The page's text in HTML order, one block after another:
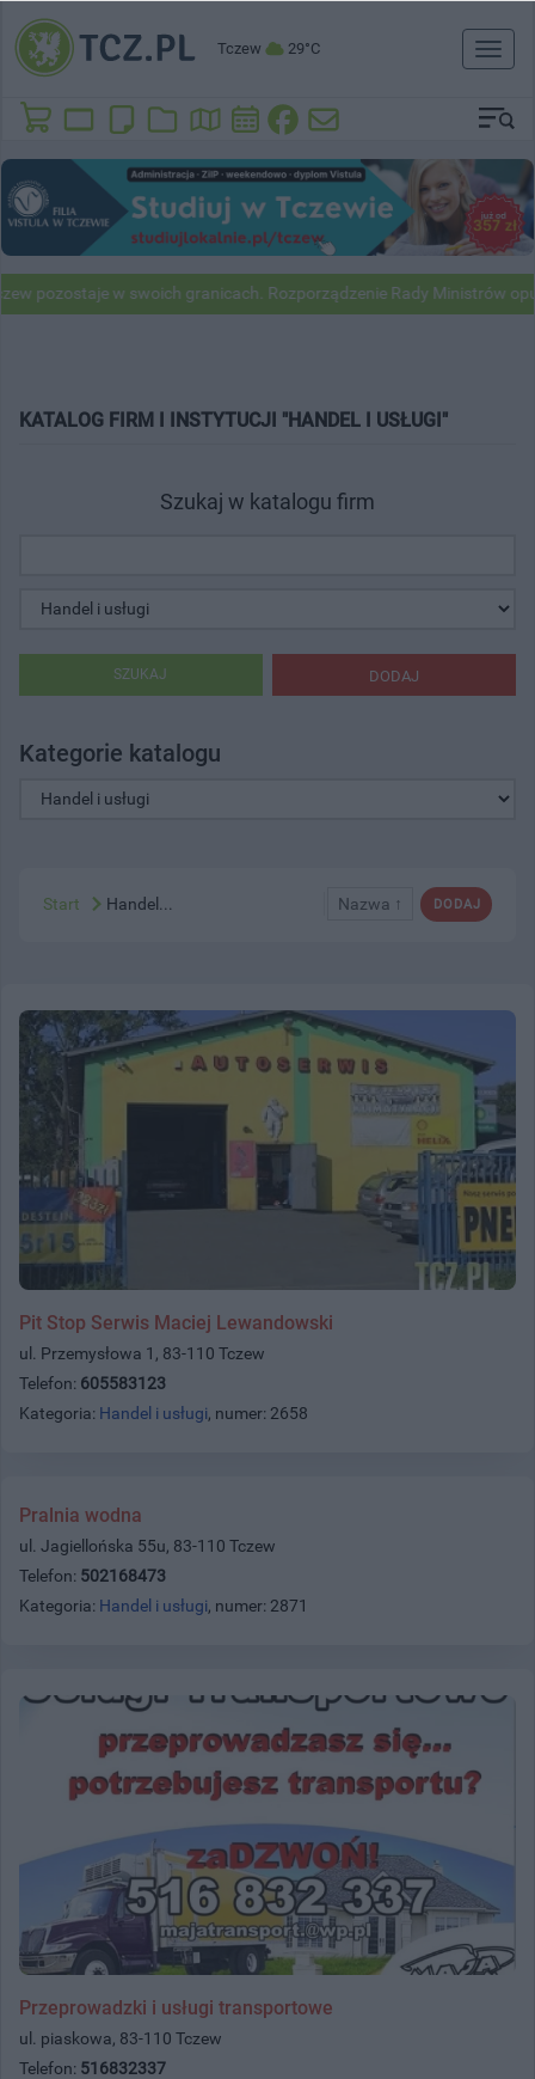
Tczew 29°C
Toggle
w swoich granicach. Rozporządzenie Rady Ministrów
KATALOG FIRM I INSTYTUCJI "HANDEL I USŁUGI"
Szukaj w katalogu firm
DODAJ
SZUKAJ
Kategorie katalogu
DODAJ
Nazwa ↑
Start Handel...
Pit Stop Serwis Maciej Lewandowski
ul. Przemysłowa 1, 83-110 Tczew
Telefon: 605583123
Kategoria: Handel i usługi, numer: 2658
Pralnia wodna
ul. Jagiellońska 55u, 83-110 Tczew
Telefon: 502168473
Kategoria: Handel i usługi, numer: 2871
Przeprowadzki i usługi transportowe
ul. piaskowa, 83-110 Tczew
Telefon: 516832337